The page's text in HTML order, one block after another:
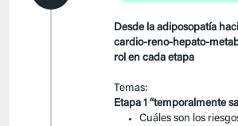
Desde la adiposopatía
cardio-reno-hepato-
rol en cada etapa
Temas:
Etapa 1 “temporalmente
Cuáles son los